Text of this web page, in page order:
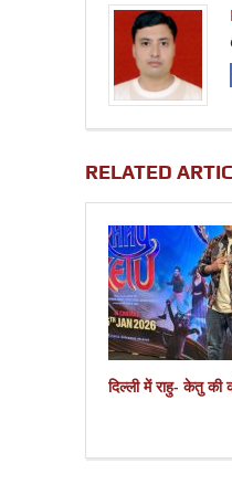
RELATED
दिल्ली में राहु- केतु की